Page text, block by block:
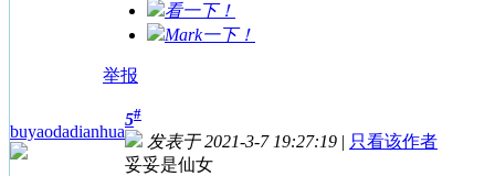
看一下！
Mark一下！
举报
buyaodadianhua
5#
发表于 2021-3-7 19:27:19 | 只看该作者
妥妥是仙女